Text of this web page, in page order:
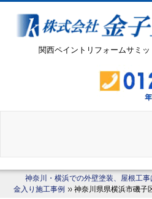
関西ペイントリフォームサミ
神奈川・横浜での外壁塗装、屋根工
金入り施工事例
神奈川県県横浜市磯